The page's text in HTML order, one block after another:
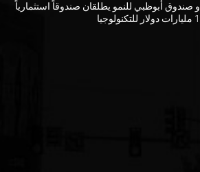
” G42″ و صندوق أبوظبي للنمو يطلقان صندوقاً استثمارياً